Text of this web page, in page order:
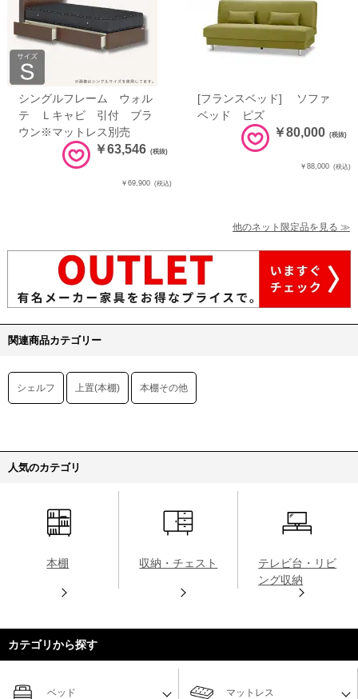
シングルフレーム ウォル
テ Ｌキャビ 引付 ブラ
ウン※マットレス別売
￥63,546 (税抜)
￥69,900 (税込)
[フランスベッド] ソファ
ベッド ピズ
￥80,000 (税抜)
￥88,000 (税込)
他のネット限定品を見る ≫
関連商品カテゴリー
シェルフ 上置(本棚) 本棚その他
人気のカテゴリ
本棚 収納・チェスト
テレビ台・リビ
ング収納
カテゴリから探す
ベッド マットレス